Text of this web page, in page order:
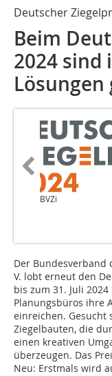
Deutscher
Beim
2024 sind
Lösungen
BVZi
Der Bundesverband
V. lobt erneut den
bis zum 31. Juli
Planungsbüros ihre
einreichen. Gesucht
Ziegelbauten, die
einen kreativen
überzeugen. Das
Neu: Erstmals wird